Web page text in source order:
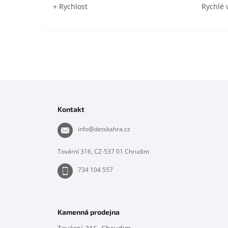
+ Rychlost Rychlé
Kontakt
info@detskahra.cz
Tovární 316, CZ-537 01 Chrudim
734 104 557
Kamenná prodejna